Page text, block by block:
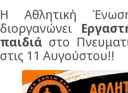
Η Αθλητική
διοργανώνει
παιδιά στο
στις 11 Αυγούστου!!